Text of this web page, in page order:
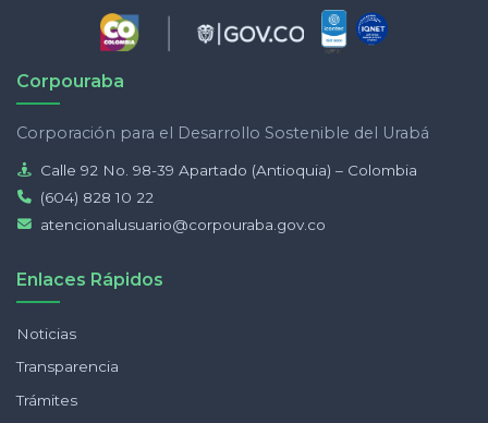
Corpouraba
Corporación para el Desarrollo Sostenible del Urabá
Calle 92 No. 98-39 Apartado (Antioquia) – Colombia
(604) 828 10 22
atencionalusuario@corpouraba.gov.co
Enlaces Rápidos
Noticias
Transparencia
Trámites